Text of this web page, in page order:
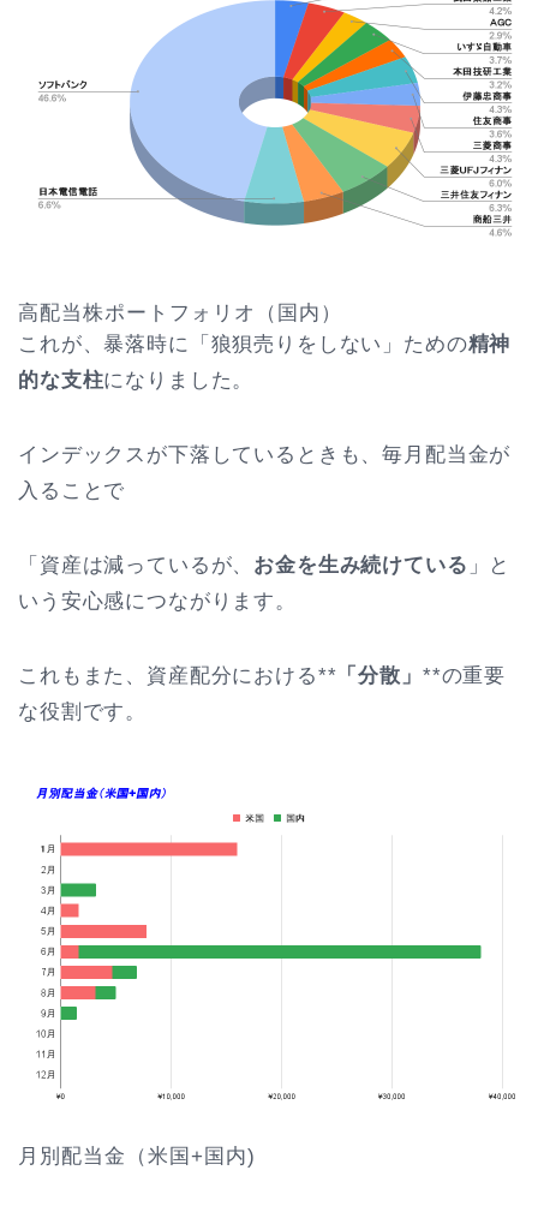
高配当株ポートフォリオ（国内）
これが、暴落時に「狼狽売りをしない」ための精神
的な支柱になりました。
インデックスが下落しているときも、毎月配当金が
入ることで
「資産は減っているが、 お金を生み続けている 」と
いう安心感につながります。
これもまた、資産配分における** 「分散」 **の重要
な役割です。
月別配当金（米国+国内)